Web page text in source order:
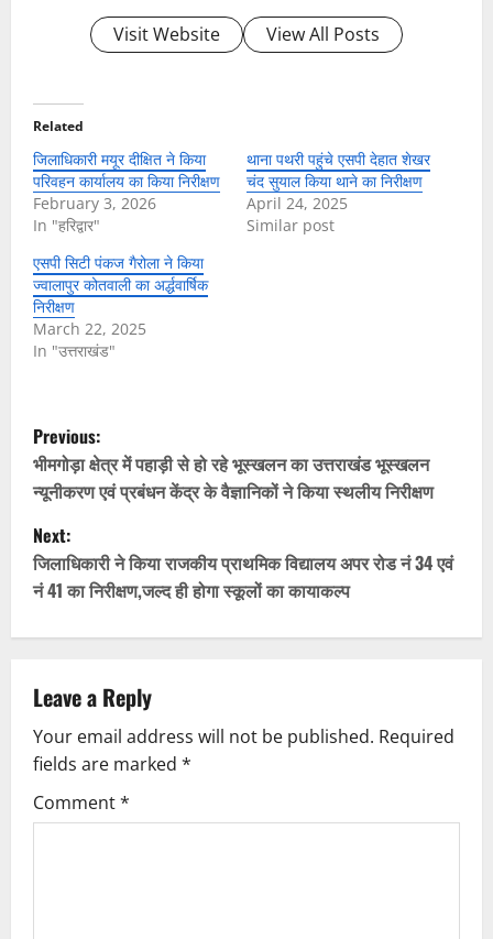
Visit Website View All Posts
Related
जिलाधिकारी मयूर दीक्षित ने किया
परिवहन कार्यालय का किया निरीक्षण
February 3, 2026
In "हरिद्वार"
थाना पथरी पहुंचे एसपी देहात शेखर
चंद सुयाल किया थाने का निरीक्षण
April 24, 2025
Similar post
एसपी सिटी पंकज गैरोला ने किया
ज्वालापुर कोतवाली का अर्द्धवार्षिक
निरीक्षण
March 22, 2025
In "उत्तराखंड"
P
o
s
t
n
v
i
g
Previous:
भीमगोड़ा क्षेत्र में पहाड़ी से हो रहे भूस्खलन का उत्तराखंड भूस्खलन
न्यूनीकरण एवं प्रबंधन केंद्र के वैज्ञानिकों ने किया स्थलीय निरीक्षण
Next:
जिलाधिकारी ने किया राजकीय प्राथमिक विद्यालय अपर रोड नं 34 एवं
नं 41 का निरीक्षण,जल्द ही होगा स्कूलों का कायाकल्प
Leave a Reply
Your email address will not be published. Required
fields are marked *
Comment*